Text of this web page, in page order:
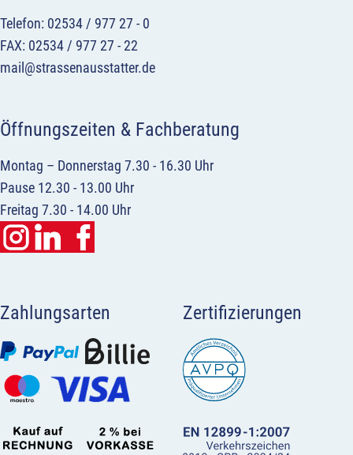
Telefon: 02534 / 977 27 - 0
FAX: 02534 / 977 27 - 22
mail@strassenausstatter.de
Öffnungszeiten & Fachberatung
Montag – Donnerstag 7.30 - 16.30 Uhr
Pause 12.30 - 13.00 Uhr
Freitag 7.30 - 14.00 Uhr
Zahlungsarten Zertifizierungen